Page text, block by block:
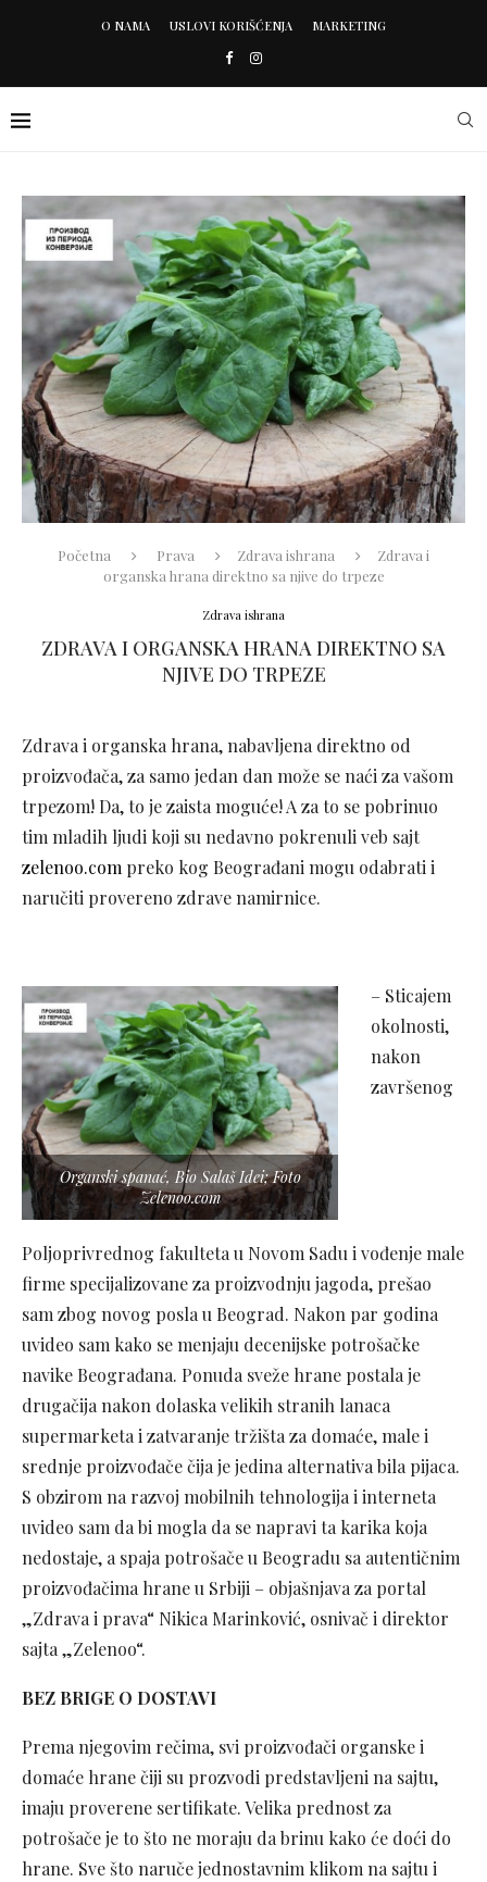
O NAMA USLOVI KORIŠĆENJA MARKETING
Početna Prava Zdrava ishrana
Zdrava i
organska hrana direktno sa njive do trpeze
Zdrava ishrana
ZDRAVA I ORGANSKA HRANA DIREKTNO SA
NJIVE DO TRPEZE
Zdrava i organska hrana, nabavljena direktno od
proizvođača, za samo jedan dan može se naći za vašom
trpezom! Da, to je zaista moguće! A za to se pobrinuo
tim mladih ljudi koji su nedavno pokrenuli veb sajt
zelenoo.com preko kog Beograđani mogu odabrati i
naručiti provereno zdrave namirnice.
Organski spanać, Bio Salaš Idei; Foto
Zelenoo.com
– Sticajem
okolnosti,
nakon
završenog
Poljoprivrednog fakulteta u Novom Sadu i vođenje male
firme specijalizovane za proizvodnju jagoda, prešao
sam zbog novog posla u Beograd. Nakon par godina
uvideo sam kako se menjaju decenijske potrošačke
navike Beograđana. Ponuda sveže hrane postala je
drugačija nakon dolaska velikih stranih lanaca
supermarketa i zatvaranje tržišta za domaće, male i
srednje proizvođače čija je jedina alternativa bila pijaca.
S obzirom na razvoj mobilnih tehnologija i interneta
uvideo sam da bi mogla da se napravi ta karika koja
nedostaje, a spaja potrošače u Beogradu sa autentičnim
proizvođačima hrane u Srbiji – objašnjava za portal
„Zdrava i prava“ Nikica Marinković, osnivač i direktor
sajta „Zelenoo“.
BEZ BRIGE O DOSTAVI
Prema njegovim rečima, svi proizvođači organske i
domaće hrane čiji su prozvodi predstavljeni na sajtu,
imaju proverene sertifikate. Velika prednost za
potrošače je to što ne moraju da brinu kako će doći do
hrane. Sve što naruče jednostavnim klikom na sajtu i